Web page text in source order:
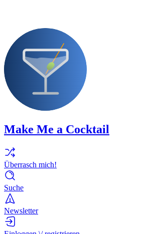
Make Me a Cocktail
Überrasch mich!
Suche
Newsletter